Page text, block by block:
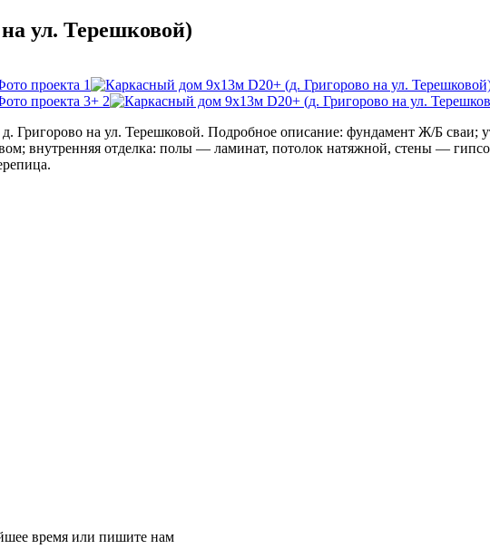
ул. Терешковой)
+ 2
Григорово на ул. Терешковой. Подробное описание: фундамент Ж/Б
внутренняя отделка: полы — ламинат, потолок натяжной, стены —
время или пишите нам